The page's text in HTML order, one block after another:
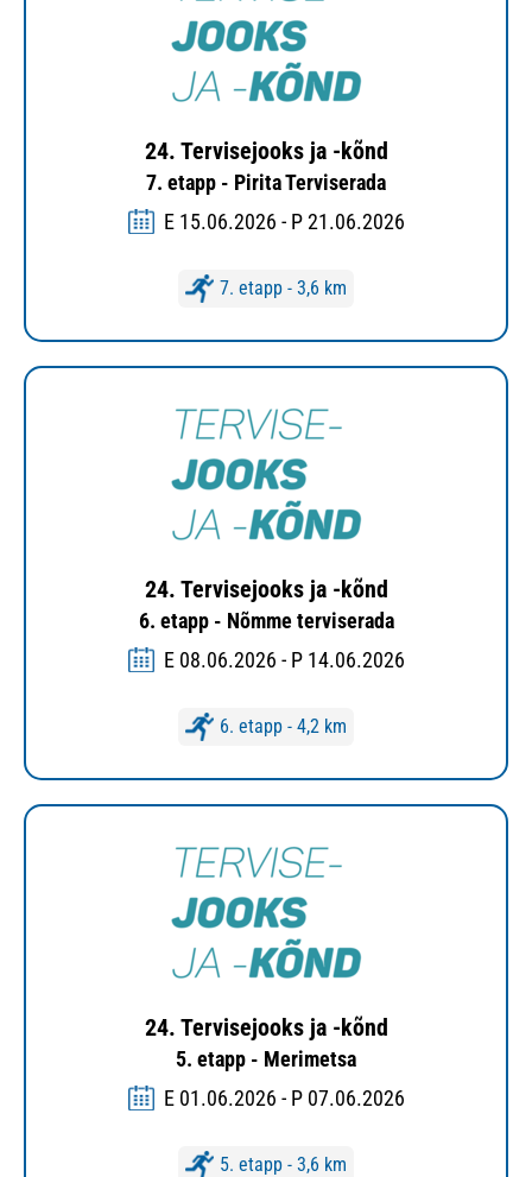
24. Tervisejooks ja -kõnd
7. etapp - Pirita Terviserada
E 15.06.2026 - P 21.06.2026
7. etapp - 3,6 km
24. Tervisejooks ja -kõnd
6. etapp - Nõmme terviserada
E 08.06.2026 - P 14.06.2026
6. etapp - 4,2 km
24. Tervisejooks ja -kõnd
5. etapp - Merimetsa
E 01.06.2026 - P 07.06.2026
5. etapp - 3,6 km